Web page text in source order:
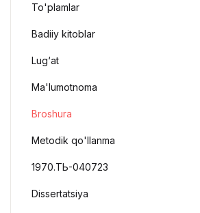
To'plamlar
Badiiy kitoblar
Lug‘at
Ma'lumotnoma
Broshura
Metodik qo'llanma
1970.ТЬ-040723
Dissertatsiya